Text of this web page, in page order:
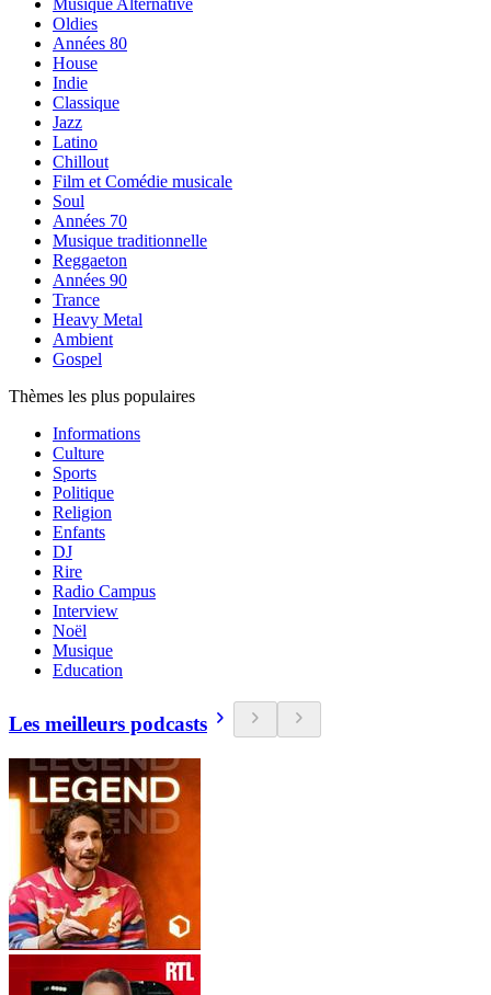
Musique Alternative
Oldies
Années 80
House
Indie
Classique
Jazz
Latino
Chillout
Film et Comédie musicale
Soul
Années 70
Musique traditionnelle
Reggaeton
Années 90
Trance
Heavy Metal
Ambient
Gospel
Thèmes les plus populaires
Informations
Culture
Sports
Politique
Religion
Enfants
DJ
Rire
Radio Campus
Interview
Noël
Musique
Education
Les meilleurs podcasts